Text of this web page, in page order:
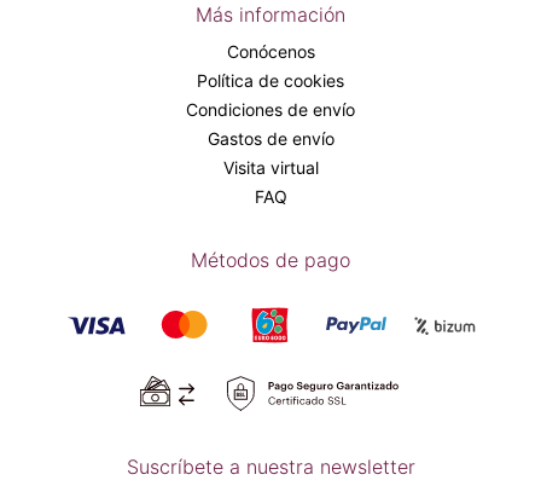
Más información
Conócenos
Política de cookies
Condiciones de envío
Gastos de envío
Visita virtual
FAQ
Métodos de pago
Suscríbete a nuestra newsletter